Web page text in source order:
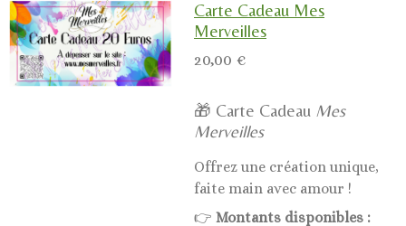
Carte Cadeau Mes
Merveilles
20,00 €
🎁 Carte Cadeau Mes
Merveilles
Offrez une création unique,
faite main avec amour !
👉 Montants disponibles :